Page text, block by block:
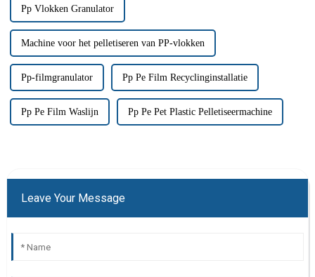
Pp Vlokken Granulator
Machine voor het pelletiseren van PP-vlokken
Pp-filmgranulator Pp Pe Film Recyclinginstallatie
Pp Pe Film Waslijn Pp Pe Pet Plastic Pelletiseermachine
Leave Your Message